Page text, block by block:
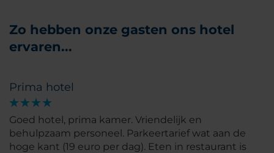
Zo hebben onze gasten ons hotel
ervaren...
Prima hotel
Goed hotel, prima kamer. Vriendelijk en
behulpzaam personeel. Parkeertarief wat aan de
hoge kant (19 euro per dag). Eten in restaurant is